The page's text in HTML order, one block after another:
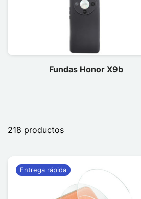
Fundas Honor X9b
218 productos
Entrega rápida